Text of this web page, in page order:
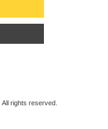
All rights reserved.